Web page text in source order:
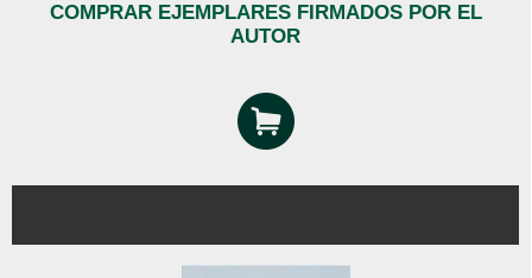
COMPRAR EJEMPLARES FIRMADOS POR EL
AUTOR